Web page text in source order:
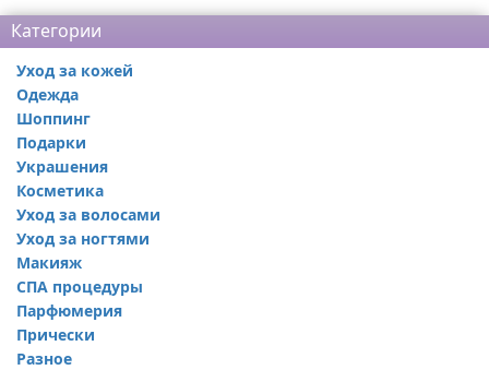
Категории
Уход за кожей
Одежда
Шоппинг
Подарки
Украшения
Косметика
Уход за волосами
Уход за ногтями
Макияж
СПА процедуры
Парфюмерия
Прически
Разное